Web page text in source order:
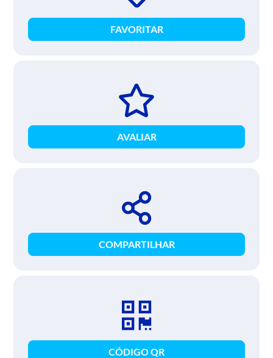
FAVORITAR
AVALIAR
COMPARTILHAR
CÓDIGO QR